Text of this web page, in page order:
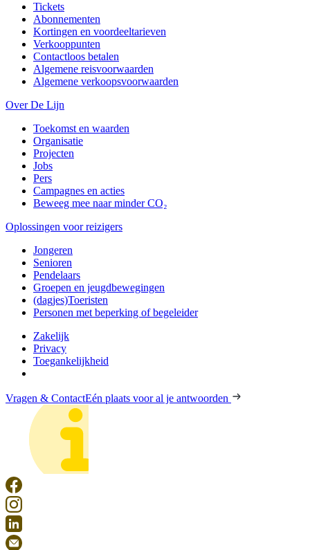
Tickets
Abonnementen
Kortingen en voordeeltarieven
Verkooppunten
Contactloos betalen
Algemene reisvoorwaarden
Algemene verkoopsvoorwaarden
Over De Lijn
Toekomst en waarden
Organisatie
Projecten
Jobs
Pers
Campagnes en acties
Beweeg mee naar minder CO₂
Oplossingen voor reizigers
Jongeren
Senioren
Pendelaars
Groepen en jeugdbewegingen
(dagjes)Toeristen
Personen met beperking of begeleider
Zakelijk
Privacy
Toegankelijkheid
Vragen & ContactEén plaats voor al je antwoorden